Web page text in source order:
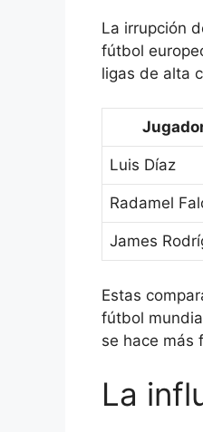
La irrupción
fútbol
ligas de alta
Luis Díaz
Radamel
James
Estas
fútbol
se hace más
La